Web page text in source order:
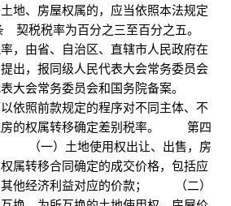
地、房屋权属的，应当依照本法规定
税率为百分之三至百分之五。
由省、自治区、直辖市人民政府在
出，报同级人民代表大会常务委员会
表大会常务委员会和国务院备案。
依照前款规定的程序对不同主体、不
房的权属转移确定差别税率。 第四
（一）土地使用权出让、出售，房
属转移合同确定的成交价格，包括应
其他经济利益对应的价款； （二）